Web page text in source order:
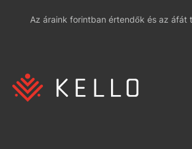
Az áraink forintban értendők és az áfát